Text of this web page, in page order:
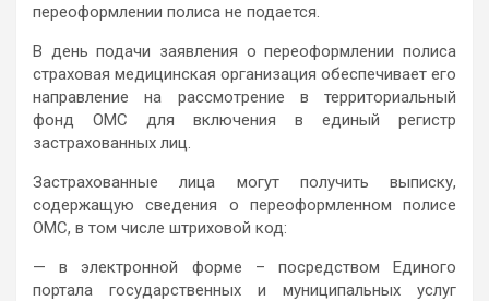
переоформлении полиса не подается.
В день подачи заявления о переоформлении полиса
страховая медицинская организация обеспечивает его
направление на рассмотрение в территориальный
фонд ОМС для включения в единый регистр
застрахованных лиц.
Застрахованные лица могут получить выписку,
содержащую сведения о переоформленном полисе
ОМС, в том числе штриховой код:
— в электронной форме – посредством Единого
портала государственных и муниципальных услуг